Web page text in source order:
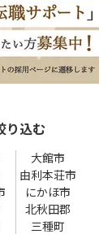
り込む
大館市
由利本荘市
にかほ市
北秋田郡
三種町